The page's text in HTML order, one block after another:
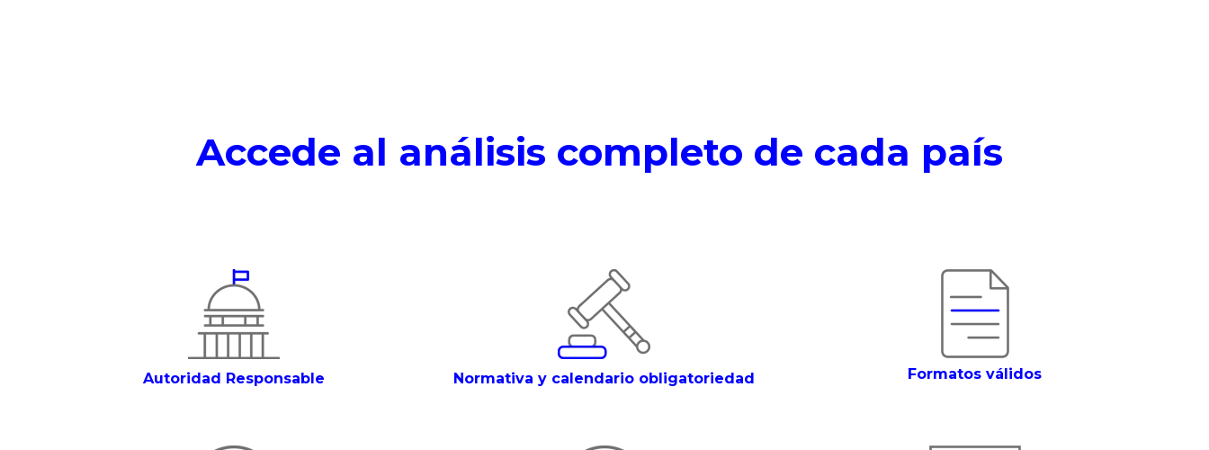
Accede al análisis completo de cada país
Autoridad Responsable Normativa y calendario obligatoriedad Formatos válidos